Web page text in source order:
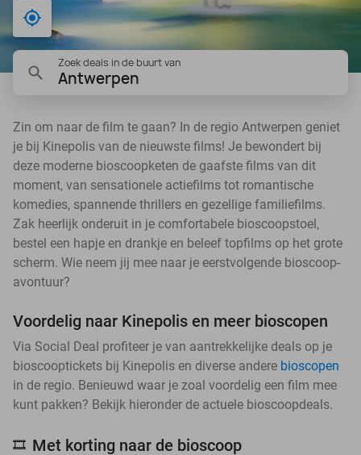
Bij mij in de buurt
Zoek deals in de buurt van
Antwerpen
Zin om naar de film te gaan? In de regio Antwerpen geniet
je bij Kinepolis van de nieuwste films! Je bewondert bij
deze moderne bioscoopketen de gaafste films van dit
moment, van sensationele actiefilms tot romantische
komedies, spannende thrillers en gezellige familiefilms.
Zak heerlijk onderuit in je comfortabele bioscoopstoel,
bestel een hapje en drankje en beleef topfilms op het grote
scherm. Wie neem jij mee naar je eerstvolgende bioscoop-
avontuur?
Voordelig naar Kinepolis en meer bioscopen
Via Social Deal profiteer je van aantrekkelijke deals op je
bioscooptickets bij Kinepolis en diverse andere bioscopen
in de regio. Benieuwd waar je zoal voordelig een film mee
kunt pakken? Bekijk hieronder de actuele bioscoopdeals.
🎞️ Met korting naar de bioscoop